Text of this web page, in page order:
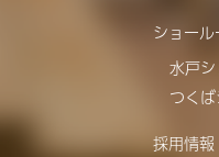
ショール
水戸
つく
採用情報